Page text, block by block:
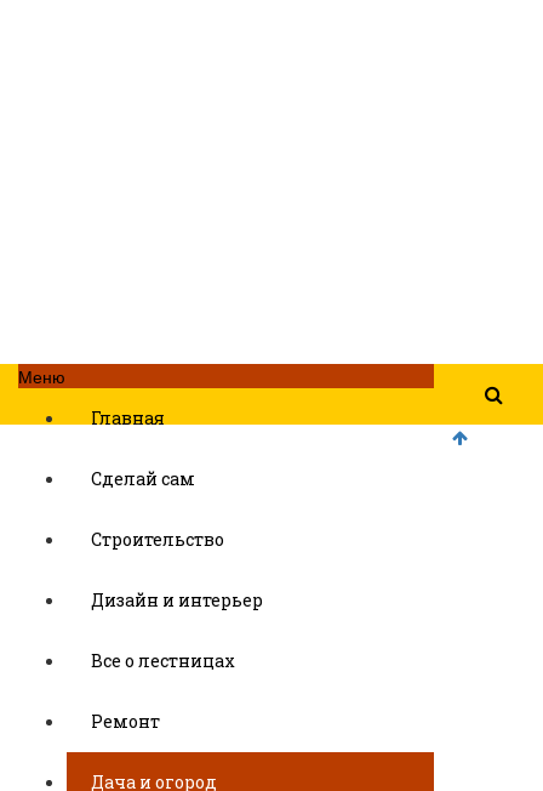
Меню
Главная
Сделай сам
Строительство
Дизайн и интерьер
Все о лестницах
Ремонт
Дача и огород